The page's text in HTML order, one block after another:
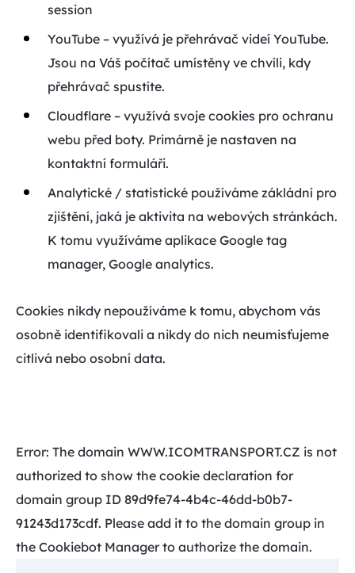
session
YouTube – využívá je přehrávač videí YouTube.
Jsou na Váš počítač umístěny ve chvíli, kdy
přehrávač spustíte.
Cloudflare – využívá svoje cookies pro ochranu
webu před boty. Primárně je nastaven na
kontaktní formuláři.
Analytické / statistické používáme zákládní pro
zjištění, jaká je aktivita na webových stránkách.
K tomu využíváme aplikace Google tag
manager, Google analytics.
Cookies nikdy nepoužíváme k tomu, abychom vás
osobně identifikovali a nikdy do nich neumisťujeme
citlivá nebo osobní data.
Error: The domain WWW.ICOMTRANSPORT.CZ is not
authorized to show the cookie declaration for
domain group ID 89d9fe74-4b4c-46dd-b0b7-
91243d173cdf. Please add it to the domain group in
the Cookiebot Manager to authorize the domain.